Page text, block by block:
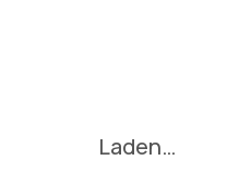
Laden…